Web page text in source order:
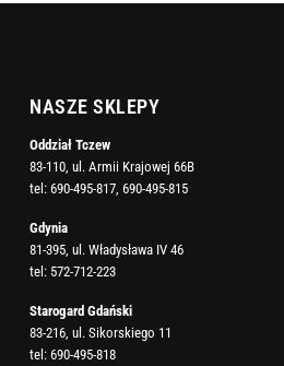
NASZE SKLEPY
Oddział Tczew
83-110, ul. Armii Krajowej 66B
tel: 690-495-817, 690-495-815
Gdynia
81-395, ul. Władysława IV 46
tel: 572-712-223
Starogard Gdański
83-216, ul. Sikorskiego 11
tel: 690-495-818